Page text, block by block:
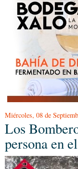
Miércoles, 08 de
Los
persona en